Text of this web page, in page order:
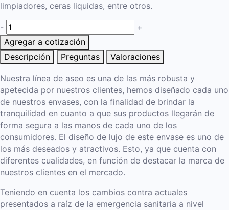
limpiadores, ceras liquidas, entre otros.
-
+
Agregar a cotización
Descripción
Preguntas Valoraciones
Nuestra línea de aseo es una de las más robusta y
apetecida por nuestros clientes, hemos diseñado cada uno
de nuestros envases, con la finalidad de brindar la
tranquilidad en cuanto a que sus productos llegarán de
forma segura a las manos de cada uno de los
consumidores. El diseño de lujo de este envase es uno de
los más deseados y atractivos. Esto, ya que cuenta con
diferentes cualidades, en función de destacar la marca de
nuestros clientes en el mercado.
Teniendo en cuenta los cambios contra actuales
presentados a raíz de la emergencia sanitaria a nivel